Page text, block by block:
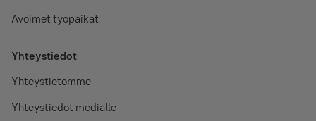
Avoimet työpaikat
Yhteystiedot
Yhteystietomme
Yhteystiedot medialle